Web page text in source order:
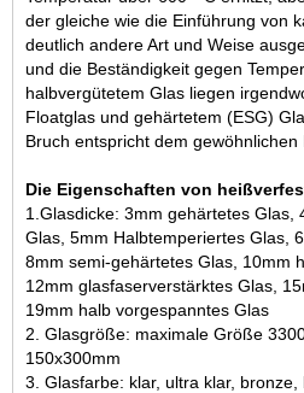
der gleiche wie die Einführung von
deutlich andere Art und Weise
und die Beständigkeit gegen
halbvergütetem Glas liegen
Floatglas und gehärtetem (ESG)
Bruch entspricht dem gewöhnlichen
Die Eigenschaften von
1.Glasdicke: 3mm gehärtetes Glas,
Glas, 5mm Halbtemperiertes Glas,
8mm semi-gehärtetes Glas, 10mm
12mm glasfaserverstärktes Glas ,
19mm halb vorgespanntes Glas
2. Glasgröße: maximale Größe
150x300mm
3. Glasfarbe: klar, ultra klar,